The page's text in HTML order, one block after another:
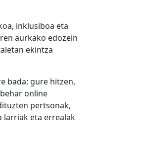
inklusiboa eta
aurkako edozein
ekintza
bada: gure hitzen,
online
pertsonak,
larriak eta errealak